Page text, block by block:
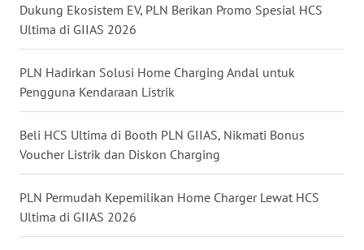
Dukung Ekosistem EV, PLN Berikan Promo Spesial HCS
Ultima di GIIAS 2026
PLN Hadirkan Solusi Home Charging Andal untuk
Pengguna Kendaraan Listrik
Beli HCS Ultima di Booth PLN GIIAS, Nikmati Bonus
Voucher Listrik dan Diskon Charging
PLN Permudah Kepemilikan Home Charger Lewat HCS
Ultima di GIIAS 2026
KALTENG
WN
KALTARA
WN
KALSEL